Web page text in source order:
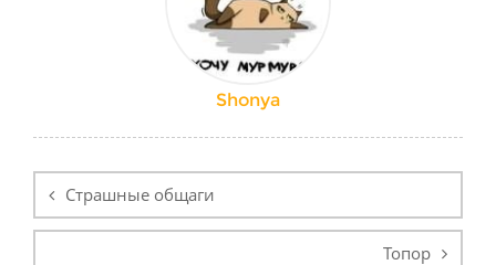
Shonya
по
записям
Страшные общаги
Топор